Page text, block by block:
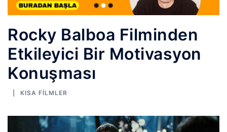
Rocky Balboa Filminden
Etkileyici Bir Motivasyon
Konuşması
KISA FILMLER